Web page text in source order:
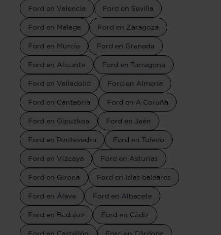
Ford en Valencia Ford en Sevilla
Ford en Málaga Ford en Zaragoza
Ford en Murcia Ford en Granada
Ford en Alicante Ford en Tarragona
Ford en Valladolid Ford en Almería
Ford en Cantabria Ford en A Coruña
Ford en Gipuzkoa Ford en Jaén
Ford en Pontevedra Ford en Toledo
Ford en Vizcaya Ford en Asturias
Ford en Girona Ford en Islas baleares
Ford en Álava Ford en Albacete
Ford en Badajoz Ford en Cádiz
Ford en Castellón Ford en Córdoba